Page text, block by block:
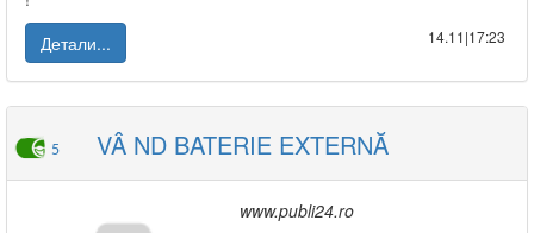
Детали...
14.11|17:23
5 VÂ ND BATERIE EXTERNĂ
www.publi24.ro